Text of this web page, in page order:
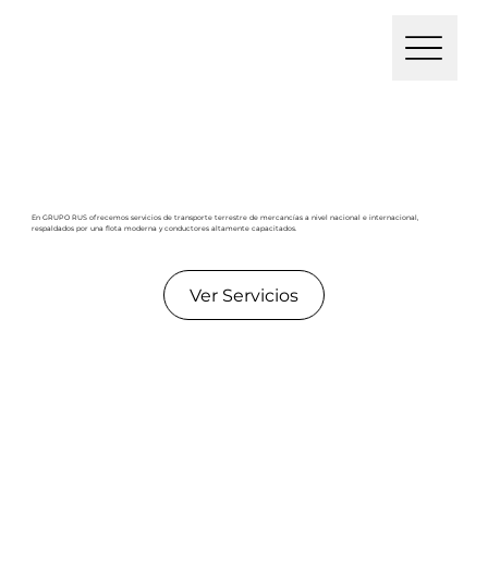
En GRUPO RUS ofrecemos servicios de transporte terrestre de mercancías a nivel nacional e internacional,
respaldados por una flota moderna y conductores altamente capacitados.
Ver Servicios